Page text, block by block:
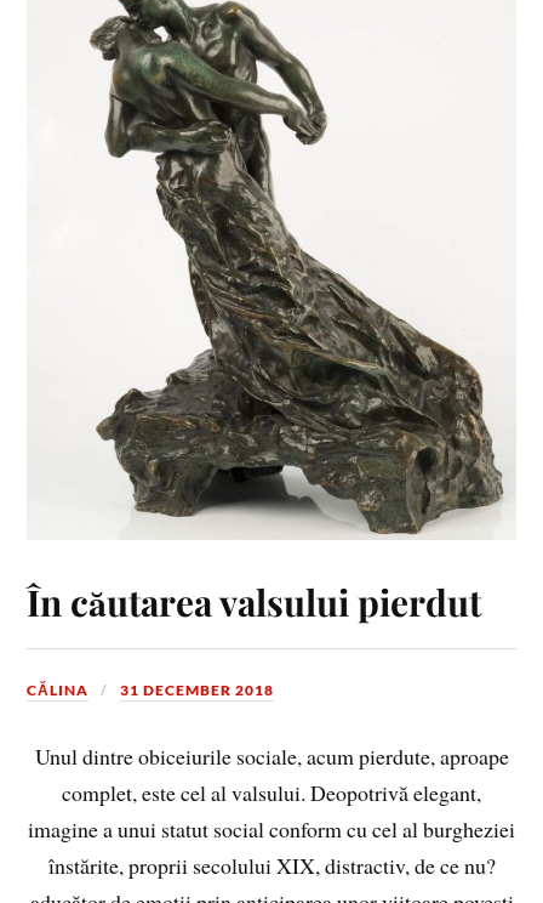
În căutarea valsului pierdut
CĂLINA 31 DECEMBER 2018
Unul dintre obiceiurile sociale, acum pierdute, aproape
complet, este cel al valsului. Deopotrivă elegant,
imagine a unui statut social conform cu cel al burgheziei
înstărite, proprii secolului XIX, distractiv, de ce nu?